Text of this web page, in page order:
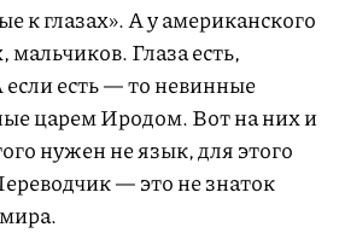
к глазах». А у американского
мальчиков. Глаза есть,
если есть — то невинные
царем Иродом. Вот на них и
нужен не язык, для этого
— это не знаток